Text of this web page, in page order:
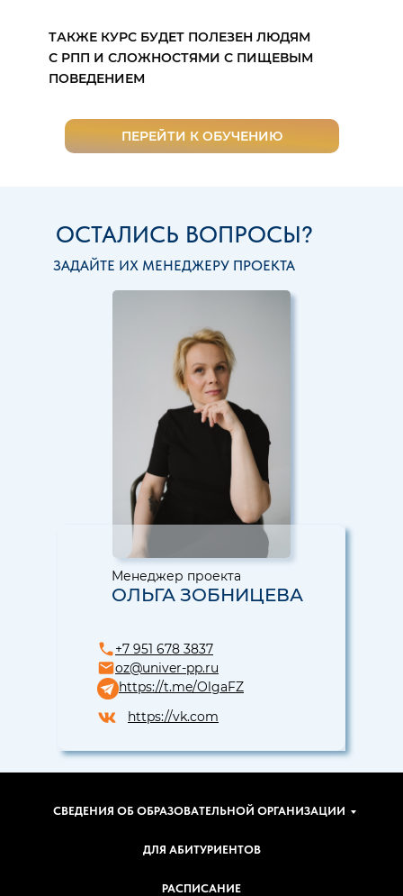
ПЕРЕЙТИ К ОБУЧЕНИЮ
ТАКЖЕ КУРС БУДЕТ ПОЛЕЗЕН ЛЮДЯМ
С РПП И СЛОЖНОСТЯМИ С ПИЩЕВЫМ
ПОВЕДЕНИЕМ
ЗАДАЙТЕ ИХ МЕНЕДЖЕРУ ПРОЕКТА
ОСТАЛИСЬ ВОПРОСЫ?
+7 951 678 3837
oz@univer-pp.ru
https://t.me/OlgaFZ
Менеджер проекта
ОЛЬГА ЗОБНИЦЕВА
https://vk.com
СВЕДЕНИЯ ОБ ОБРАЗОВАТЕЛЬНОЙ ОРГАНИЗАЦИИ
ДЛЯ АБИТУРИЕНТОВ
РАСПИСАНИЕ